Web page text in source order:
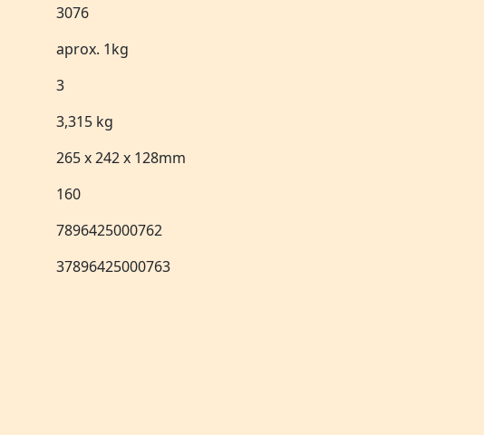
3076
aprox. 1kg
3
3,315 kg
265 x 242 x 128mm
160
7896425000762
37896425000763